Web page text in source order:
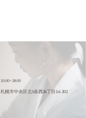
10:00~18:00
札幌市中央区北5条西26丁目 1-6 202